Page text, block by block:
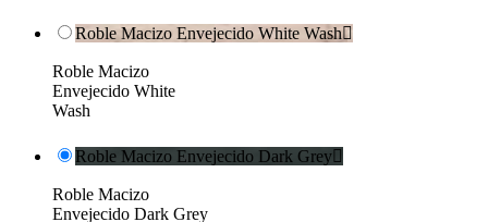
Roble Macizo Envejecido White Wash
Roble Macizo
Envejecido White
Wash
Roble Macizo Envejecido Dark Grey
Roble Macizo
Envejecido Dark Grey